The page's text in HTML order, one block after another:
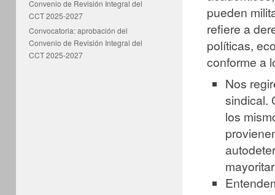
Convenio de Revisión Integral del
CCT 2025-2027
Convocatoria: aprobación del
Convenio de Revisión Integral del
CCT 2025-2027
pueden
refiere a
políticas,
conforme a
Nos
sindical.
los